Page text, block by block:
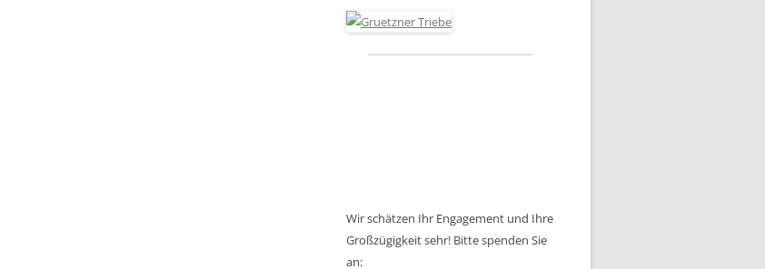
Wir schätzen Ihr Engagement und Ihre
Großzügigkeit sehr! Bitte spenden Sie
an: